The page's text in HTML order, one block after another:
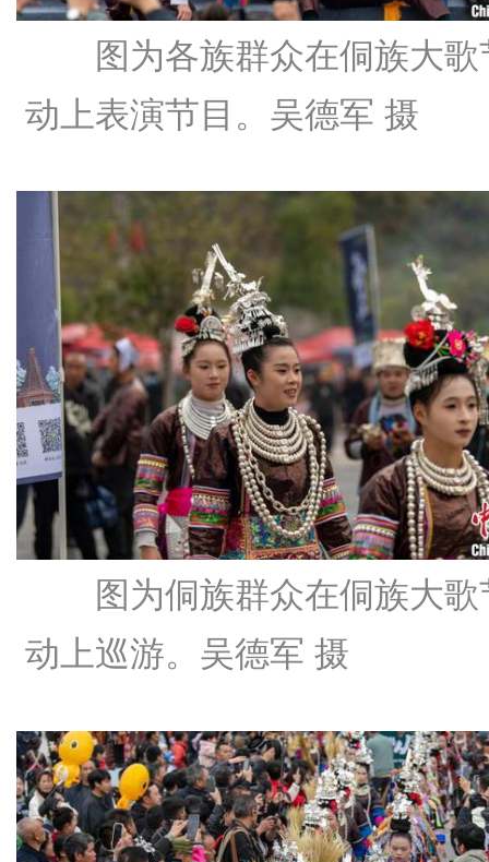
图为各族群众在侗族大歌
动上表演节目。吴德军 摄
图为侗族群众在侗族大歌
动上巡游。吴德军 摄